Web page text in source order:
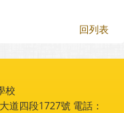
回列表
校
道四段1727號 電話：